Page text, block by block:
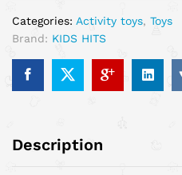
Categories: Activity toys, Toys
Brand: KIDS HITS
Description